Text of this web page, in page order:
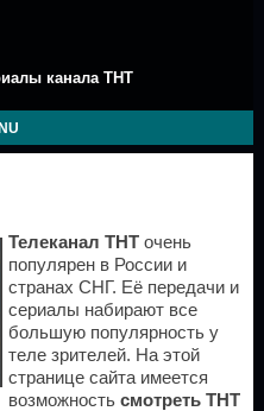
канала ТНТ
Телеканал ТНТочень
популярен в России и
странах СНГ. Её передачи и
сериалы набирают все
большую популярность у
теле зрителей. На этой
странице сайта имеется
возможность смотреть ТНТ